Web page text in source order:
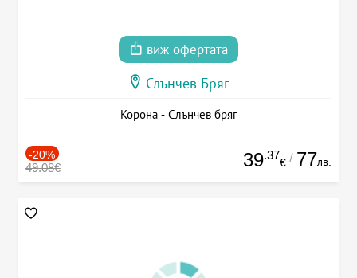
виж офертата
Слънчев Бряг
Корона - Слънчев бряг
-20%
49.08€ 39.37
€ / 77лв.